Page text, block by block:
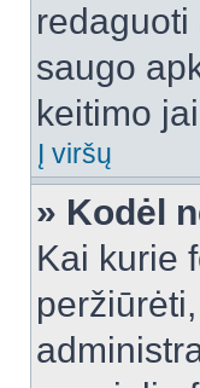
saugo
keitimo
Į viršų
» Kodėl
Kai kurie